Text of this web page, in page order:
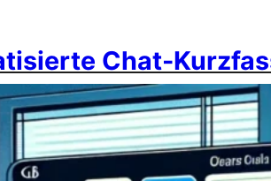
Chat-